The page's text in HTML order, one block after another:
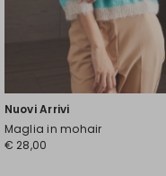
Nuovi Arrivi
Maglia in mohair
€ 28,00